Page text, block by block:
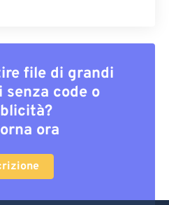
file di grandi
senza code o
ora